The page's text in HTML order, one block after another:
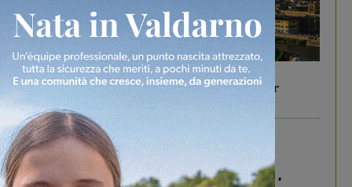
In vetrina 6 Agosto 2026
Gita di famiglia a Firenze: 5 idee per far
divertire i tuoi figli